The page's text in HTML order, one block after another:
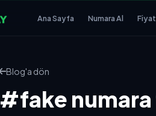
Ana Sayfa Numara Al
Blog'a dön
#fake